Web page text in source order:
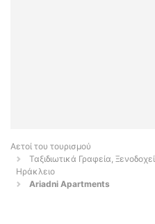
Αετοί του τουρισμού
Ταξιδιωτικά Γραφεία,
Ηράκλειο
Ariadni Apartments